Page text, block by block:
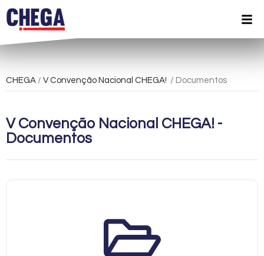
CHEGA / V Convenção Nacional CHEGA! / Documentos
V Convenção Nacional CHEGA! -
Documentos